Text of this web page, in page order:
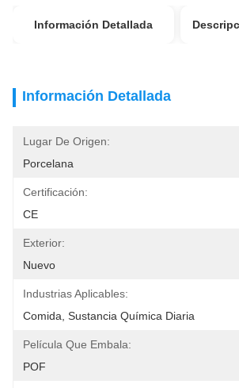
Información Detallada
Información Detallada
Lugar De Origen:
Porcelana
Certificación:
CE
Exterior:
Nuevo
Industrias Aplicables:
Comida, Sustancia Química Diaria
Película Que Embala:
POF